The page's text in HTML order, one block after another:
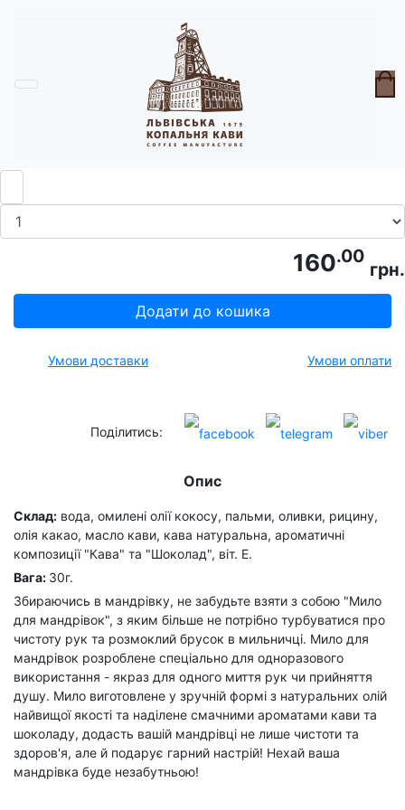
Доглядова косметика
Мило для мандрівок
160.00
грн.
Додати до кошика
Умови доставки Умови оплати
Поділитись:
Опис
Склад: вода, омилені олії кокосу, пальми, оливки, рицину,
олія какао, масло кави, кава натуральна, ароматичні
композиції "Кава" та "Шоколад", віт. Е.
Вага: 30г.
Збираючись в мандрівку, не забудьте взяти з собою "Мило
для мандрівок", з яким більше не потрібно турбуватися про
чистоту рук та розмоклий брусок в мильничці. Мило для
мандрівок розроблене спеціально для одноразового
використання - якраз для одного миття рук чи прийняття
душу. Мило виготовлене у зручній формі з натуральних олій
найвищої якості та наділене смачними ароматами кави та
шоколаду, додасть вашій мандрівці не лише чистоти та
здоров'я, але й подарує гарний настрій! Нехай ваша
мандрівка буде незабутньою!